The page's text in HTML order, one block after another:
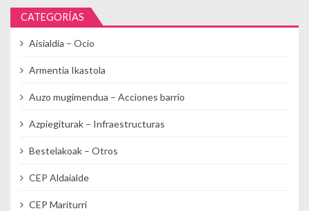
CATEGORÍAS
Aisialdia – Ocio
Armentia Ikastola
Auzo mugimendua – Acciones barrio
Azpiegiturak – Infraestructuras
Bestelakoak – Otros
CEP Aldaialde
CEP Mariturri